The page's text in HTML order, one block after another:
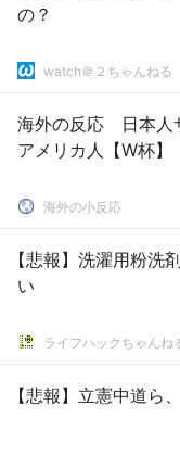
の？
watch＠２ちゃんねる
海外の反応 日本人
アメリカ人【W杯】
海外の小反応
【悲報】洗濯用粉洗
い
ライフハックちゃんね
【悲報】立憲中道ら